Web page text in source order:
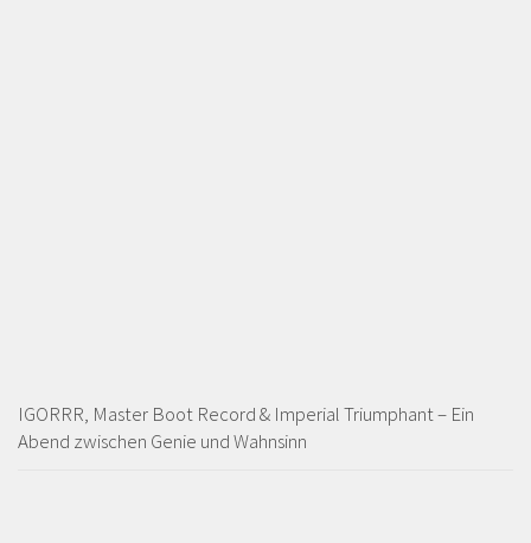
IGORRR, Master Boot Record & Imperial Triumphant – Ein
Abend zwischen Genie und Wahnsinn